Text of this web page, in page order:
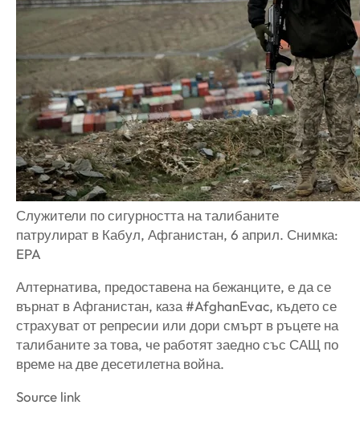
Служители по сигурността на талибаните
патрулират в Кабул, Афганистан, 6 април. Снимка:
EPA
Алтернатива, предоставена на бежанците, е да се
върнат в Афганистан, каза #AfghanEvac, където се
страхуват от репресии или дори смърт в ръцете на
талибаните за това, че работят заедно със САЩ по
време на две десетилетна война.
Source link